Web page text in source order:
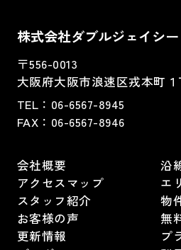
株式会社ダブルジェイシ
〒556-0013
大阪府大阪市浪速区戎本町
TEL： 06-6567-8945
FAX：06-6567-8946
会社概要
アクセスマップ
スタッフ紹介
お客様の声
更新情報
沿
エ
物
無
プ